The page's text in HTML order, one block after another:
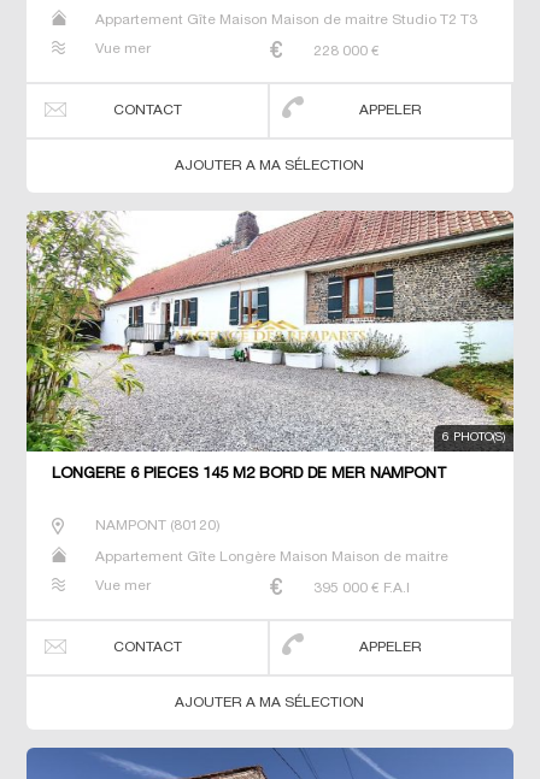
Appartement Gîte Maison Maison de maitre Studio T2 T3
Vue mer
228 000 €
CONTACT APPELER
AJOUTER A MA SÉLECTION
6 PHOTO(S)
LONGÈRE 6 PIECES 145 M2 BORD DE MER NAMPONT
NAMPONT(80120)
Appartement Gîte Longère Maison Maison de maitre
Vue mer
395 000 € F.A.I
CONTACT APPELER
AJOUTER A MA SÉLECTION